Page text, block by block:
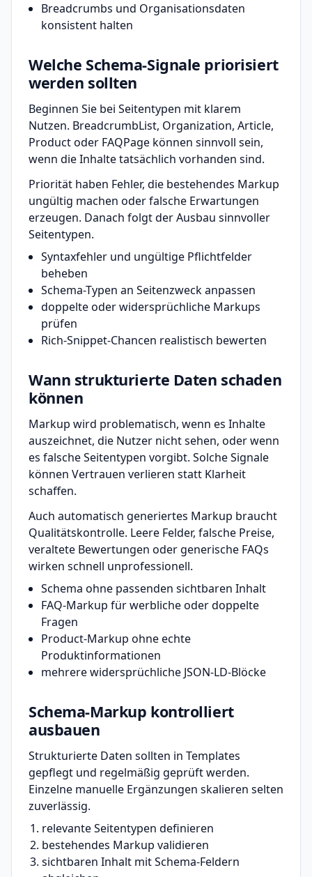
Breadcrumbs und Organisationsdaten
konsistent halten
Welche Schema-Signale priorisiert
werden sollten
Beginnen Sie bei Seitentypen mit klarem
Nutzen. BreadcrumbList, Organization, Article,
Product oder FAQPage können sinnvoll sein,
wenn die Inhalte tatsächlich vorhanden sind.
Priorität haben Fehler, die bestehendes Markup
ungültig machen oder falsche Erwartungen
erzeugen. Danach folgt der Ausbau sinnvoller
Seitentypen.
Syntaxfehler und ungültige Pflichtfelder
beheben
Schema-Typen an Seitenzweck anpassen
doppelte oder widersprüchliche Markups
prüfen
Rich-Snippet-Chancen realistisch bewerten
Wann strukturierte Daten schaden
können
Markup wird problematisch, wenn es Inhalte
auszeichnet, die Nutzer nicht sehen, oder wenn
es falsche Seitentypen vorgibt. Solche Signale
können Vertrauen verlieren statt Klarheit
schaffen.
Auch automatisch generiertes Markup braucht
Qualitätskontrolle. Leere Felder, falsche Preise,
veraltete Bewertungen oder generische FAQs
wirken schnell unprofessionell.
Schema ohne passenden sichtbaren Inhalt
FAQ-Markup für werbliche oder doppelte
Fragen
Product-Markup ohne echte
Produktinformationen
mehrere widersprüchliche JSON-LD-Blöcke
Schema-Markup kontrolliert
ausbauen
Strukturierte Daten sollten in Templates
gepflegt und regelmäßig geprüft werden.
Einzelne manuelle Ergänzungen skalieren selten
zuverlässig.
relevante Seitentypen definieren
bestehendes Markup validieren
sichtbaren Inhalt mit Schema-Feldern